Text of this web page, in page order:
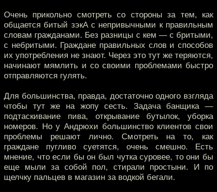
Очень прикольно смотреть со стороны за тем, как
общается битый зэкА с непривычными к правильным
словам гражданами. Без разницы с кем — с бритыми,
с небритыми. Граждане правильных слов и способов
их употребления не знают. Через это тут же теряются,
начинают мямлить и со своими проблемами быстро
отправляются гулять.
Для большинства, правда, достаточно одного взгляда
чтобы тут же на жопу сесть. Задача банщика —
подтаскивание пива, открывание бутылок, уборка
номеров. Но у Андрюхи большинство клиентов свои
проблемы решают лично. Смотреть на то, как
граждане пугливо суетятся, очень смешно. Есть
мнение, что если бы он был чутка суровее, то они бы
еще мыли за собой пол, стирали простыни. И по
щелчку пальцев в магазин за водкой бегали.